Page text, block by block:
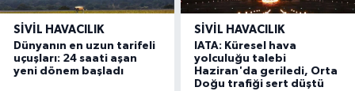
SIVIL HAVACILIK
Dünyanın en uzun tarifeli
uçuşları: 24 saati aşan
yeni dönem başladı
SIVIL HAVACILIK
IATA: Küresel hava
yolculuğu talebi
Haziran'da geriledi, Orta
Doğu trafiği sert düştü